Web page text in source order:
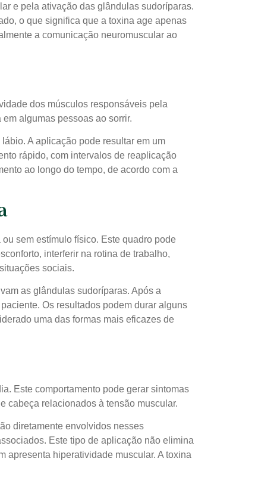
e pela ativação das glândulas sudoríparas.
o que significa que a toxina age apenas
a comunicação neuromuscular ao
dos músculos responsáveis pela
algumas pessoas ao sorrir.
A aplicação pode resultar em um
rápido, com intervalos de reaplicação
ao longo do tempo, de acordo com a
sem estímulo físico. Este quadro pode
interferir na rotina de trabalho,
sociais.
as glândulas sudoríparas. Após a
Os resultados podem durar alguns
uma das formas mais eficazes de
Este comportamento pode gerar sintomas
cabeça relacionados à tensão muscular.
diretamente envolvidos nesses
Este tipo de aplicação não elimina
apresenta hiperatividade muscular. A toxina